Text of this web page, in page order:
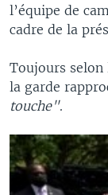
l’équipe de
cadre de la
Toujours selon
la garde
touche".